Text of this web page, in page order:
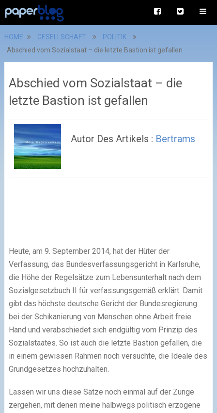
HOME GESELLSCHAFT
POLITIK
Abschied vom Sozialstaat – die letzte Bastion ist gefallen
Abschied vom Sozialstaat – die
letzte Bastion ist gefallen
Autor Des Artikels : Bertrams
Heute, am 9. September 2014, hat der Hüter der
Verfassung, das Bundesverfassungsgericht in Karlsruhe,
die Höhe der Regelsätze zum Lebensunterhalt nach dem
Sozialgesetzbuch II für verfassungsgemäß erklärt. Damit
gibt das höchste deutsche Gericht der Bundesregierung
bei der Schikanierung von Menschen ohne Arbeit freie
Hand und verabschiedet sich endgültig vom Prinzip des
Sozialstaates. So ist auch die letzte Bastion gefallen, die
in einem gewissen Rahmen noch versuchte, die Ideale des
Grundgesetzes hochzuhalten.
Lassen wir uns diese Sätze noch einmal auf der Zunge
zergehen, mit denen meine halbwegs politisch erzogene